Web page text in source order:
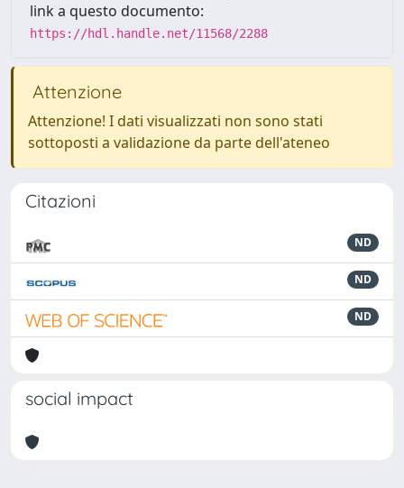
link a questo documento:
https://hdl.handle.net/11568/2288
Attenzione
Attenzione! I dati visualizzati non sono stati
sottoposti a validazione da parte dell'ateneo
Citazioni
ND
ND
ND
social impact